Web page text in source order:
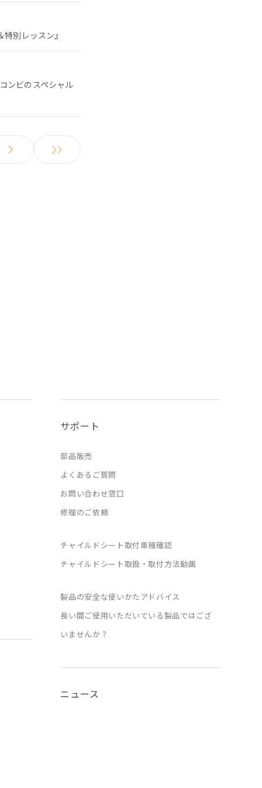
別レッスン』
ンビのスペシャル
サポート
部品販売
よくあるご質問
お問い合わせ窓口
修理のご依頼
チャイルドシート取付車種確認
チャイルドシート取扱・取付方法動画
製品の安全な使いかたアドバイス
長い間ご使用いただいている製品ではござ
いませんか？
ニュース